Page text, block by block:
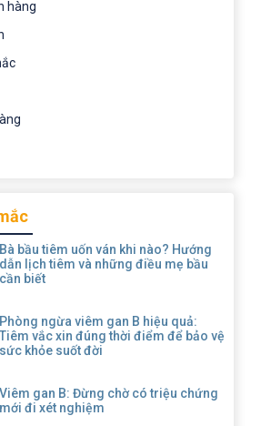
hàng
Bà bầu tiêm uốn ván khi nào? Hướng
dẫn lịch tiêm và những điều mẹ bầu
cần biết
Phòng ngừa viêm gan B hiệu quả:
Tiêm vắc xin đúng thời điểm để bảo vệ
sức khỏe suốt đời
Viêm gan B: Đừng chờ có triệu chứng
mới đi xét nghiệm